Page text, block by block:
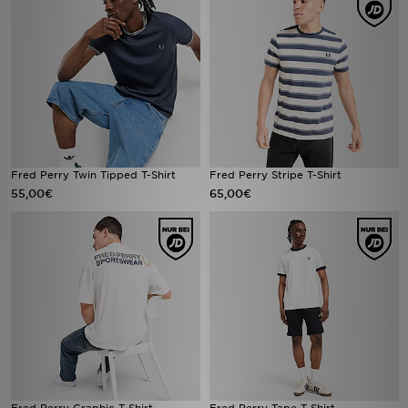
Fred Perry Twin Tipped T-Shirt
55,00€
Fred Perry Stripe T-Shirt
65,00€